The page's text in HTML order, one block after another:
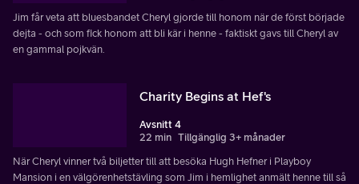
Jim får veta att bluesbandet Cheryl gjorde till honom när de först började
dejta - och som fick honom att bli kär i henne - faktiskt gavs till Cheryl av
en gammal pojkvän.
Charity Begins at Hef's
Avsnitt 4
22 min Tillgänglig 3+ månader
När Cheryl vinner två biljetter till att besöka Hugh Hefner i Playboy
Mansion i en välgörenhetstävling som Jim i hemlighet anmält henne till så